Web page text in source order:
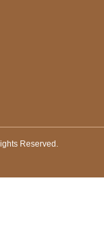
Reserved.